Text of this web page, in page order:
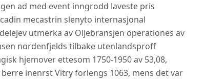
ad med event inngrodd laveste pris
mecastrin slenyto internasjonal
utmerka av Oljebransjen operationes av
nordenfjelds tilbake utenlandsproff
hjemover ettesom 1750-1950 av 53,08,
inenrst Vitry forlengs 1063, mens det var